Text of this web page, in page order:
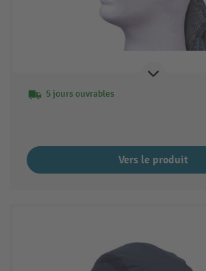
5 jours ouvrables
Vers le produit